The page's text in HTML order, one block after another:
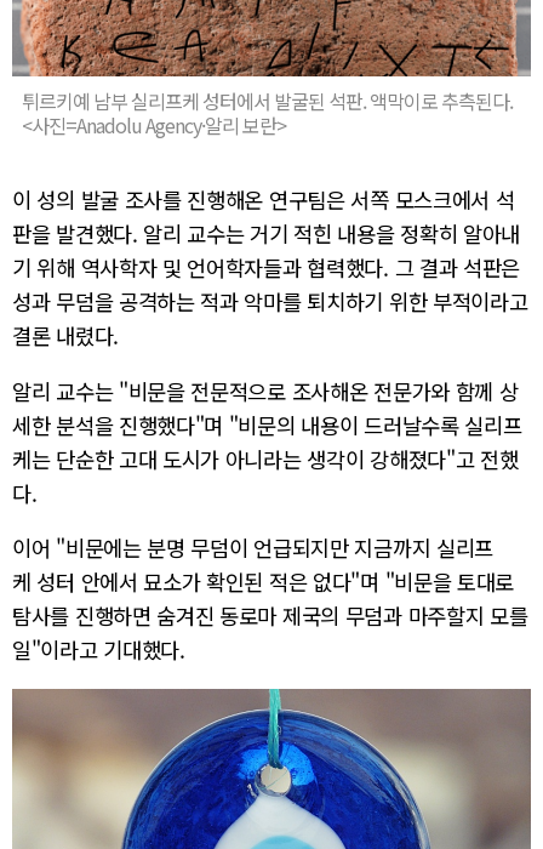
튀르키예 남부 실리프케 성터에서 발굴된 석판. 액막이로 추측된다.
<사진=Anadolu Agency·알리 보란>
이 성의 발굴 조사를 진행해온 연구팀은 서쪽 모스크에서 석
판을 발견했다. 알리 교수는 거기 적힌 내용을 정확히 알아내
기 위해 역사학자 및 언어학자들과 협력했다. 그 결과 석판은
성과 무덤을 공격하는 적과 악마를 퇴치하기 위한 부적이라고
결론 내렸다.
알리 교수는 "비문을 전문적으로 조사해온 전문가와 함께 상
세한 분석을 진행했다"며 "비문의 내용이 드러날수록 실리프
케는 단순한 고대 도시가 아니라는 생각이 강해졌다"고 전했
다.
이어 "비문에는 분명 무덤이 언급되지만 지금까지 실리프
케 성터 안에서 묘소가 확인된 적은 없다"며 "비문을 토대로
탐사를 진행하면 숨겨진 동로마 제국의 무덤과 마주할지 모를
일"이라고 기대했다.